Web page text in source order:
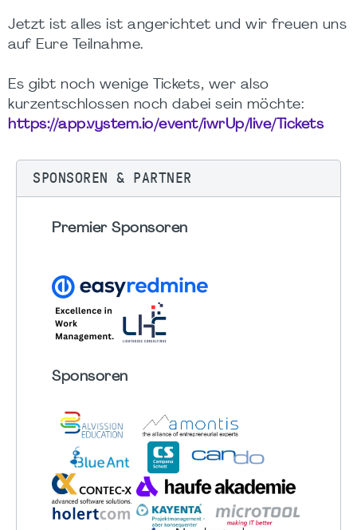
Jetzt ist alles ist angerichtet und wir freuen uns
auf Eure Teilnahme.
Es gibt noch wenige Tickets, wer also
kurzentschlossen noch dabei sein möchte:
https://app.vystem.io/event/iwrUp/live/Tickets
SPONSOREN & PARTNER
Premier Sponsoren
Sponsoren